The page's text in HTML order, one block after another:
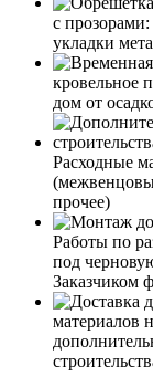
с
укладки
кровельное
дом от
Расходные
прочее)
Работы по
под
Заказчиком
материалов